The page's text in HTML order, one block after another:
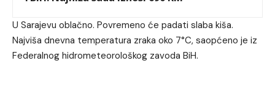
U Sarajevu oblačno. Povremeno će padati slaba kiša.
Najviša dnevna temperatura zraka oko 7°C, saopćeno je iz
Federalnog hidrometeorološkog zavoda BiH.